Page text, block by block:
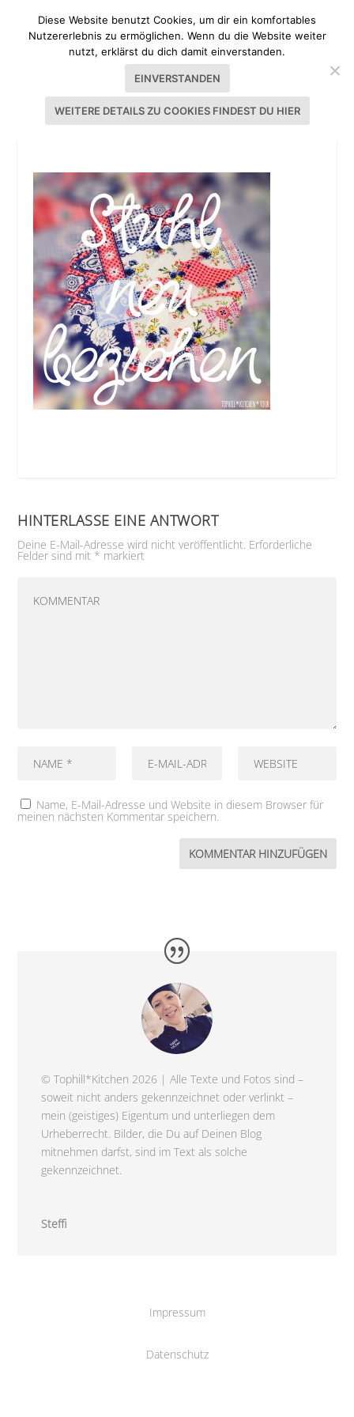
IMG_5887.JPG
HINTERLASSE EINE ANTWORT
Deine E-Mail-Adresse wird nicht veröffentlicht. Erforderliche
Felder sind mit * markiert
Name, E-Mail-Adresse und Website in diesem Browser für
meinen nächsten Kommentar speichern.
© Tophill*Kitchen 2026 | Alle Texte und Fotos sind –
soweit nicht anders gekennzeichnet oder verlinkt –
mein (geistiges) Eigentum und unterliegen dem
Urheberrecht. Bilder, die Du auf Deinen Blog
mitnehmen darfst, sind im Text als solche
gekennzeichnet.
Steffi
Impressum
Datenschutz
Diese Website benutzt Cookies, um dir ein komfortables
Nutzererlebnis zu ermöglichen. Wenn du die Website weiter
nutzt, erklärst du dich damit einverstanden.
EINVERSTANDEN
WEITERE DETAILS ZU COOKIES FINDEST DU HIER